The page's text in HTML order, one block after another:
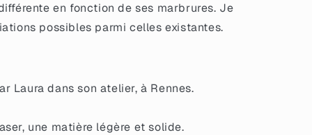
en fonction de ses marbrures. Je
possibles parmi celles existantes.
Laura dans son atelier, à Rennes.
une matière légère et solide.